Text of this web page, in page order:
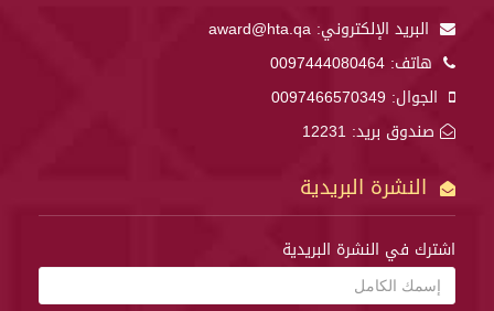
البريد الإلكتروني: award@hta.qa
هاتف: 0097444080464
الجوال: 0097466570349
صندوق بريد: 12231
النشرة البريدية
اشترك في النشرة البريدية